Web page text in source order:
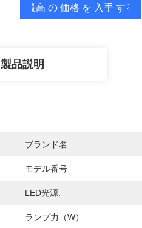
最高 の 価格 を 入手 する
製品説明
ブランド名
モデル番号
LED光源:
ランプ力（W）: